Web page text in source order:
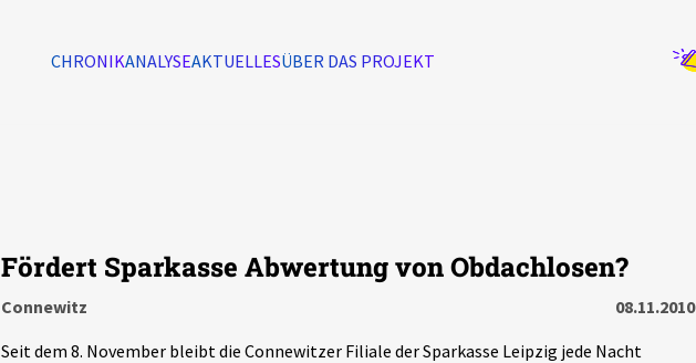
CHRONIKANALYSEAKTUELLESÜBER DAS PROJEKT
Fördert Sparkasse Abwertung von Obdachlosen?
Connewitz
08.11.2010
Seit dem 8. November bleibt die Connewitzer Filiale der Sparkasse Leipzig jede Nacht
Ereignisse Statistik